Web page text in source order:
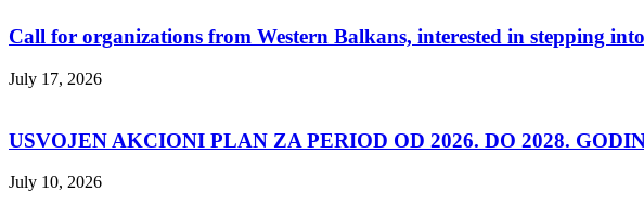
Call for organizations from Western Balkans, interested in stepping
July 17, 2026
USVOJEN AKCIONI PLAN ZA PERIOD OD 2026. DO 2028.
July 10, 2026